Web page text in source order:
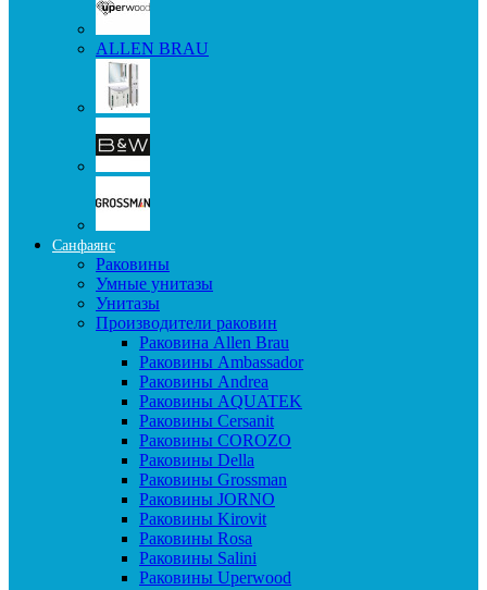
ALLEN BRAU
Санфаянс
Раковины
Умные унитазы
Унитазы
Производители раковин
Раковина Allen Brau
Раковины Ambassador
Раковины Andrea
Раковины AQUATEK
Раковины Cersanit
Раковины COROZO
Раковины Della
Раковины Grossman
Раковины JORNO
Раковины Kirovit
Раковины Rosa
Раковины Salini
Раковины Uperwood